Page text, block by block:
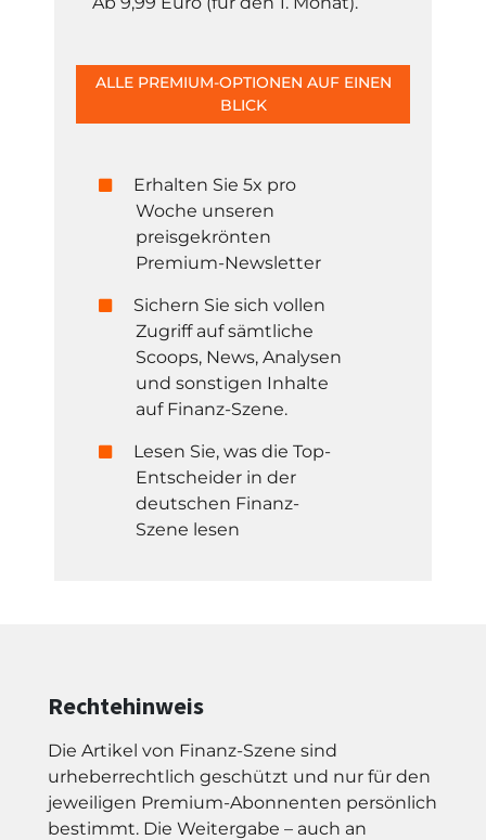
ALLE PREMIUM-OPTIONEN AUF EINEN
BLICK
Erhalten Sie 5x pro
Woche unseren
preisgekrönten
Premium-Newsletter
Sichern Sie sich vollen
Zugriff auf sämtliche
Scoops, News, Analysen
und sonstigen Inhalte
auf Finanz-Szene.
Lesen Sie, was die Top-
Entscheider in der
deutschen Finanz-
Szene lesen
Rechtehinweis
Die Artikel von Finanz-Szene sind
urheberrechtlich geschützt und nur für den
jeweiligen Premium-Abonnenten persönlich
bestimmt. Die Weitergabe – auch an